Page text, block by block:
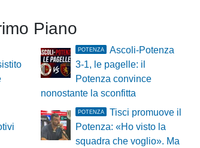
Piano
POTENZA
Ascoli-Potenza
3-1, le pagelle: il
Potenza convince
nonostante la sconfitta
POTENZA
Tisci promuove il
Potenza: «Ho visto la
squadra che voglio». Ma